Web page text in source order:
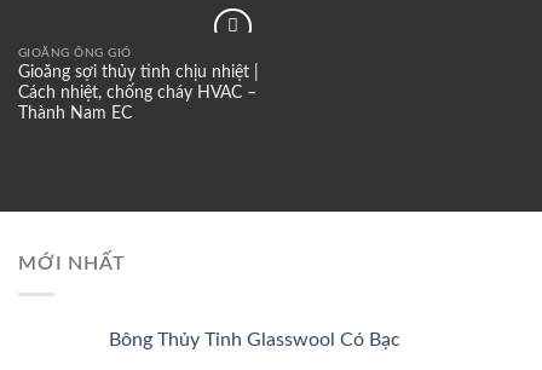
Add to
wishlist
GIOĂNG ỐNG GIÓ
Gioăng sợi thủy tinh chịu nhiệt |
Cách nhiệt, chống cháy HVAC –
Thành Nam EC
MỚI NHẤT
Bông Thủy Tinh Glasswool Có Bạc